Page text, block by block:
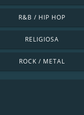
R&B / HIP HOP
RELIGIOSA
ROCK / METAL